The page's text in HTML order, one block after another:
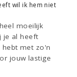
wil ik hem niet
moeilijk
je al heeft
hebt met zo'n
jouw lastige